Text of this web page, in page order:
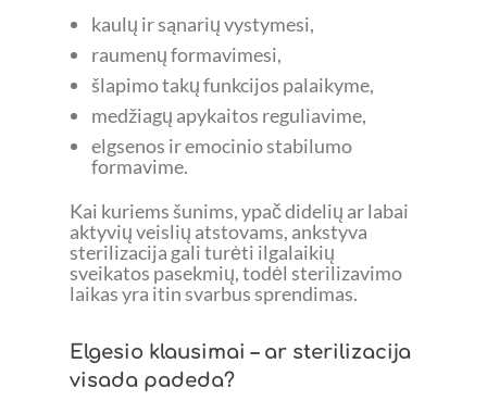
kaulų ir sąnarių vystymesi,
raumenų formavimesi,
šlapimo takų funkcijos palaikyme,
medžiagų apykaitos reguliavime,
elgsenos ir emocinio stabilumo
formavime.
Kai kuriems šunims, ypač didelių ar labai
aktyvių veislių atstovams, ankstyva
sterilizacija gali turėti ilgalaikių
sveikatos pasekmių, todėl sterilizavimo
laikas yra itin svarbus sprendimas.
Elgesio klausimai – ar sterilizacija
visada padeda?